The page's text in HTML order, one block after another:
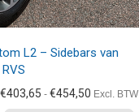
L2 – Sidebars van
RVS
€403,65 - €454,50 Prijsklasse:
Excl. BTW